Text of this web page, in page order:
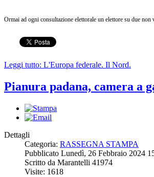
Ormai ad ogni consultazione elettorale un elettore su due
Leggi tutto: L'Europa federale. Il Nord.
Pianura padana, camera a
Dettagli
Categoria: RASSEGNA STAMPA
Pubblicato Lunedì, 26 Febbraio 2024
Scritto da Marantelli 41974
Visite: 1618